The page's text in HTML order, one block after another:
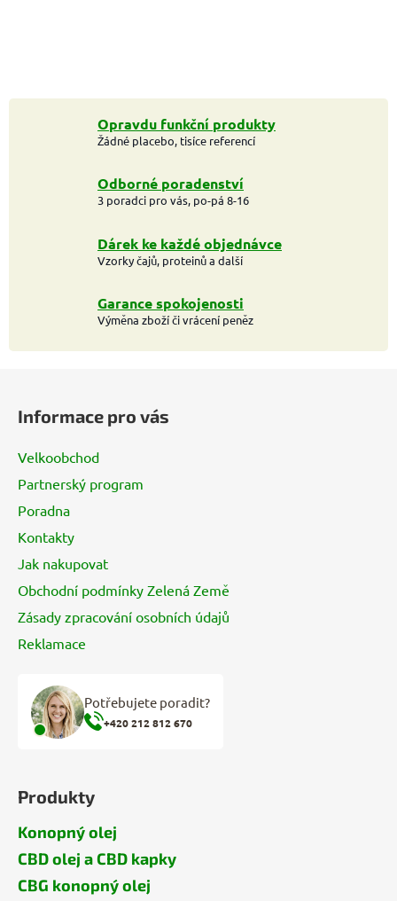
Opravdu funkční produkty
Žádné placebo, tisíce referencí
Odborné poradenství
3 poradci pro vás, po-pá 8-16
Dárek ke každé objednávce
Vzorky čajů, proteinů a další
Garance spokojenosti
Výměna zboží či vrácení peněz
Informace pro vás
Velkoobchod
Partnerský program
Poradna
Kontakty
Jak nakupovat
Obchodní podmínky Zelená Země
Zásady zpracování osobních údajů
Reklamace
Potřebujete poradit?
+420 212 812 670
Produkty
Konopný olej
CBD olej a CBD kapky
CBG konopný olej